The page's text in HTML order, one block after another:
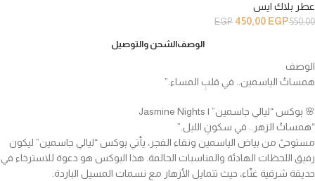
عطر بلاك ايس
550,00
EGP 450,00 EGP
الوصفالشحن والتوصيل
الوصف
همساتُ الياسمين.. في قلبِ المساء.”
🌸 بوكس “ليالي جاسمين” | Jasmine Nights
“همساتُ الزهر.. في سكونِ الليل.”
مستوحىً من بياض الياسمين ونقاء الفجر، يأتي بوكس “ليالي جاسمين” ليكون
رفيق اللحظات الهادئة والمناسبات الحالمة. هذا البوكس هو دعوة للاسترخاء في
حديقة شرقية غنّاء، حيث تتمايل الأزهار مع نسمات المسيل الباردة.